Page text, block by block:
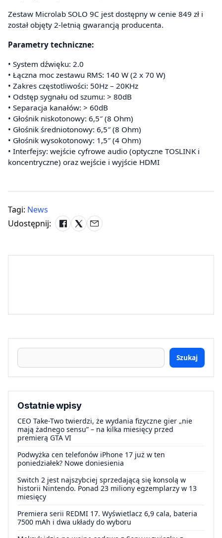
Zestaw Microlab SOLO 9C jest dostępny w cenie 849 zł i
został objęty 2-letnią gwarancją producenta.
Parametry techniczne:
• System dźwięku: 2.0
• Łączna moc zestawu RMS: 140 W (2 x 70 W)
• Zakres częstotliwości: 50Hz – 20KHz
• Odstęp sygnału od szumu: > 80dB
• Separacja kanałów: > 60dB
• Głośnik niskotonowy: 6,5″ (8 Ohm)
• Głośnik średniotonowy: 6,5″ (8 Ohm)
• Głośnik wysokotonowy: 1,5″ (4 Ohm)
• Interfejsy: wejście cyfrowe audio (optyczne TOSLINK i
koncentryczne) oraz wejście i wyjście HDMI
Tagi: News
Udostępnij:
Szukaj
Ostatnie wpisy
CEO Take-Two twierdzi, że wydania fizyczne gier „nie
mają żadnego sensu” – na kilka miesięcy przed
premierą GTA VI
Podwyżka cen telefonów iPhone 17 już w ten
poniedziałek? Nowe doniesienia
Switch 2 jest najszybciej sprzedającą się konsolą w
historii Nintendo. Ponad 23 miliony egzemplarzy w 13
miesięcy
Premiera serii REDMI 17. Wyświetlacz 6,9 cala, bateria
7500 mAh i dwa układy do wyboru